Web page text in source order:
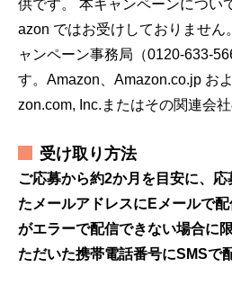
供です。 本キャンペーンについ
azon ではお受けしておりません
ャンペーン事務局（0120-633-
す。Amazon、Amazon.co.jp お
zon.com, Inc.またはその関連会社
受け取り方法
ご応募から約2か月を目安に、
たメールアドレスにEメールで
がエラーで配信できない場合に
ただいた携帯電話番号にSMSで